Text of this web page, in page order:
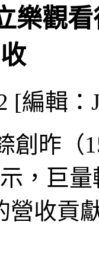
樂觀
[編輯：
創昨（
，巨
營收貢